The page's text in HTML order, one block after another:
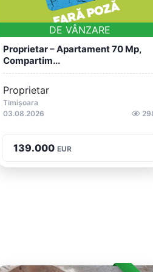
DE VÂNZARE
Proprietar – Apartament 70 Mp,
Compartim...
Proprietar
Timișoara
03.08.2026
139.000 EUR